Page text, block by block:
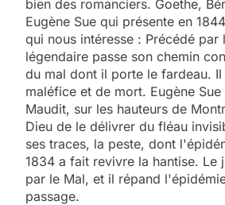
bien des romanciers. Goethe,
Eugène Sue qui présente en
qui nous intéresse : Précédé
légendaire passe son chemin
du mal dont il porte le fardeau.
maléfice et de mort. Eugène
Maudit, sur les hauteurs de
Dieu de le délivrer du fléau
ses traces, la peste, dont
1834 a fait revivre la hantise. Le
par le Mal, et il répand
passage.